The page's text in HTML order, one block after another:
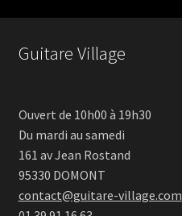
Guitare Village
Ouvert de 10h00 à 19h30
Du mardi au samedi
161 av Jean Rostand
95330 DOMONT
contact@guitare-village.com